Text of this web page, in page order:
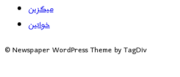
میگزین
خواتین
© Newspaper WordPress Theme by TagDiv